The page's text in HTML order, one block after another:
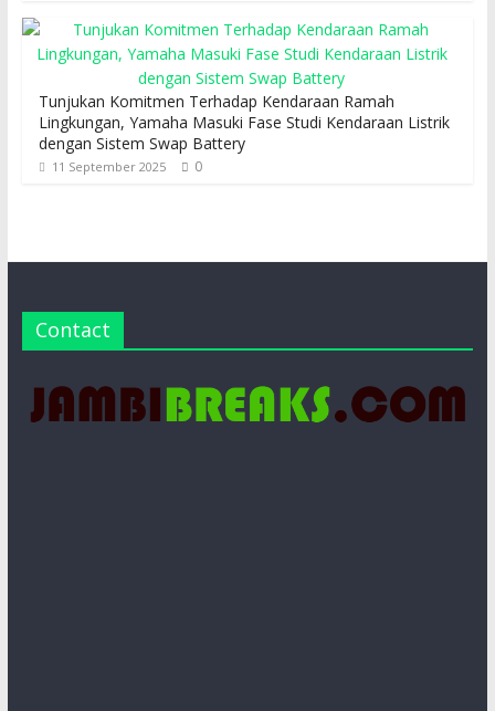
Tunjukan Komitmen Terhadap Kendaraan Ramah
Lingkungan, Yamaha Masuki Fase Studi Kendaraan Listrik
dengan Sistem Swap Battery
11 September 2025 0
Contact